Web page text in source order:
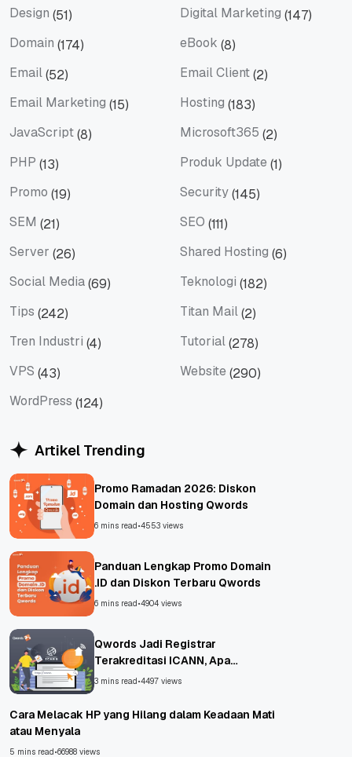
Design (51) Digital Marketing (147)
Domain (174) eBook (8)
Email(52) Email Client(2)
Email Marketing (15) Hosting (183)
JavaScript(8) Microsoft365 (2)
PHP (13) Produk Update (1)
Promo (19) Security(145)
SEM (21) SEO (111)
Server (26) Shared Hosting (6)
Social Media(69) Teknologi (182)
Tips (242) Titan Mail(2)
Tren Industri (4) Tutorial(278)
VPS (43) Website (290)
WordPress (124)
Artikel Trending
Promo Ramadan 2026: Diskon
Domain dan Hosting Qwords
6 mins read•4553 views
Panduan Lengkap Promo Domain
.ID dan Diskon Terbaru Qwords
6 mins read•4904 views
Qwords Jadi Registrar
Terakreditasi ICANN, Apa
Untungnya?
3 mins read•4497 views
Cara Melacak HP yang Hilang dalam Keadaan Mati
atau Menyala
5 mins read•66988 views